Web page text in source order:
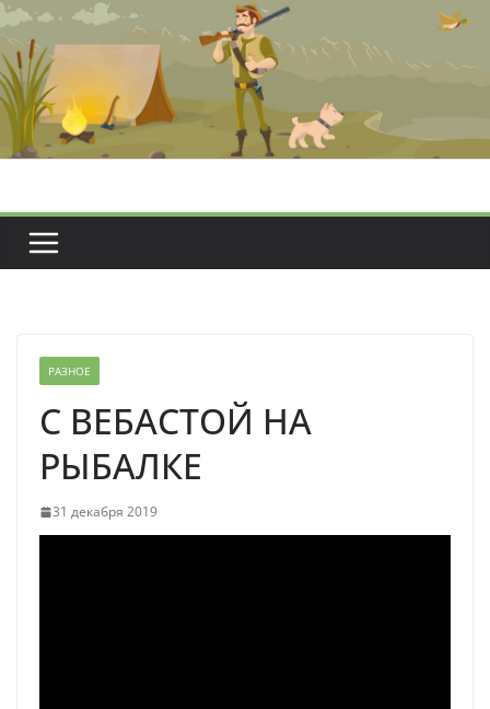
Перейти
содержимому
РАЗНОЕ
С ВЕБАСТОЙ НА
РЫБАЛКЕ
31 декабря 2019